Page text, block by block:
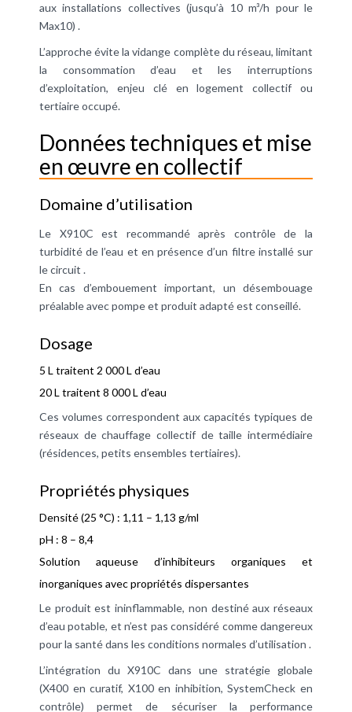
aux installations collectives (jusqu’à 10 m³/h pour le
Max10) .
L’approche évite la vidange complète du réseau, limitant
la consommation d’eau et les interruptions
d’exploitation, enjeu clé en logement collectif ou
tertiaire occupé.
Données techniques et mise
en œuvre en collectif
Domaine d’utilisation
Le X910C est recommandé après contrôle de la
turbidité de l’eau et en présence d’un filtre installé sur
le circuit .
En cas d’embouement important, un désembouage
préalable avec pompe et produit adapté est conseillé.
Dosage
5 L traitent 2 000 L d’eau
20 L traitent 8 000 L d’eau
Ces volumes correspondent aux capacités typiques de
réseaux de chauffage collectif de taille intermédiaire
(résidences, petits ensembles tertiaires).
Propriétés physiques
Densité (25 °C) : 1,11 – 1,13 g/ml
pH : 8 – 8,4
Solution aqueuse d’inhibiteurs organiques et
inorganiques avec propriétés dispersantes
Le produit est ininflammable, non destiné aux réseaux
d’eau potable, et n’est pas considéré comme dangereux
pour la santé dans les conditions normales d’utilisation .
L’intégration du X910C dans une stratégie globale
(X400 en curatif, X100 en inhibition, SystemCheck en
contrôle) permet de sécuriser la performance